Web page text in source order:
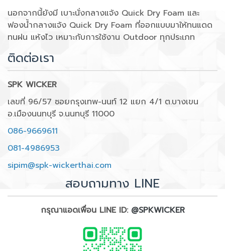
นอกจากนี้ยังมี เบาะนั่งกลางแจ้ง Quick Dry Foam และ
ฟองน้ำกลางแจ้ง Quick Dry Foam ที่ออกแบบมาให้ทนแดด
ทนฝน แห้งไว เหมาะกับการใช้งาน Outdoor ทุกประเภท
ติดต่อเรา
SPK WICKER
เลขที่ 96/57 ซอยกรุงเทพ-นนท์ 12 แยก 4/1 ต.บางเขน
อ.เมืองนนทบุรี จ.นนทบุรี 11000
086-9669611
081-4986953
sipim@spk-wickerthai.com
สอบถามทาง LINE
กรุณาแอดเพื่อน LINE ID: @SPKWICKER